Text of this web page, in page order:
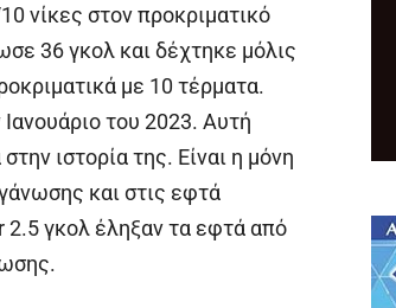
νίκες στον προκριματικό
36 γκολ και δέχτηκε μόλις
με 10 τέρματα.
του 2023. Αυτή
ιστορία της. Είναι η μόνη
και στις εφτά
γκολ έληξαν τα εφτά από